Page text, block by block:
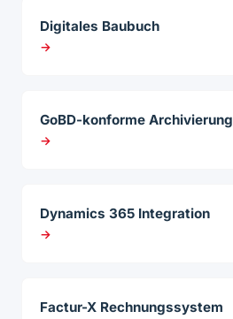
Digitales Baubuch
→
GoBD-konforme Archivierung
→
Dynamics 365 Integration
→
Factur-X Rechnungssystem